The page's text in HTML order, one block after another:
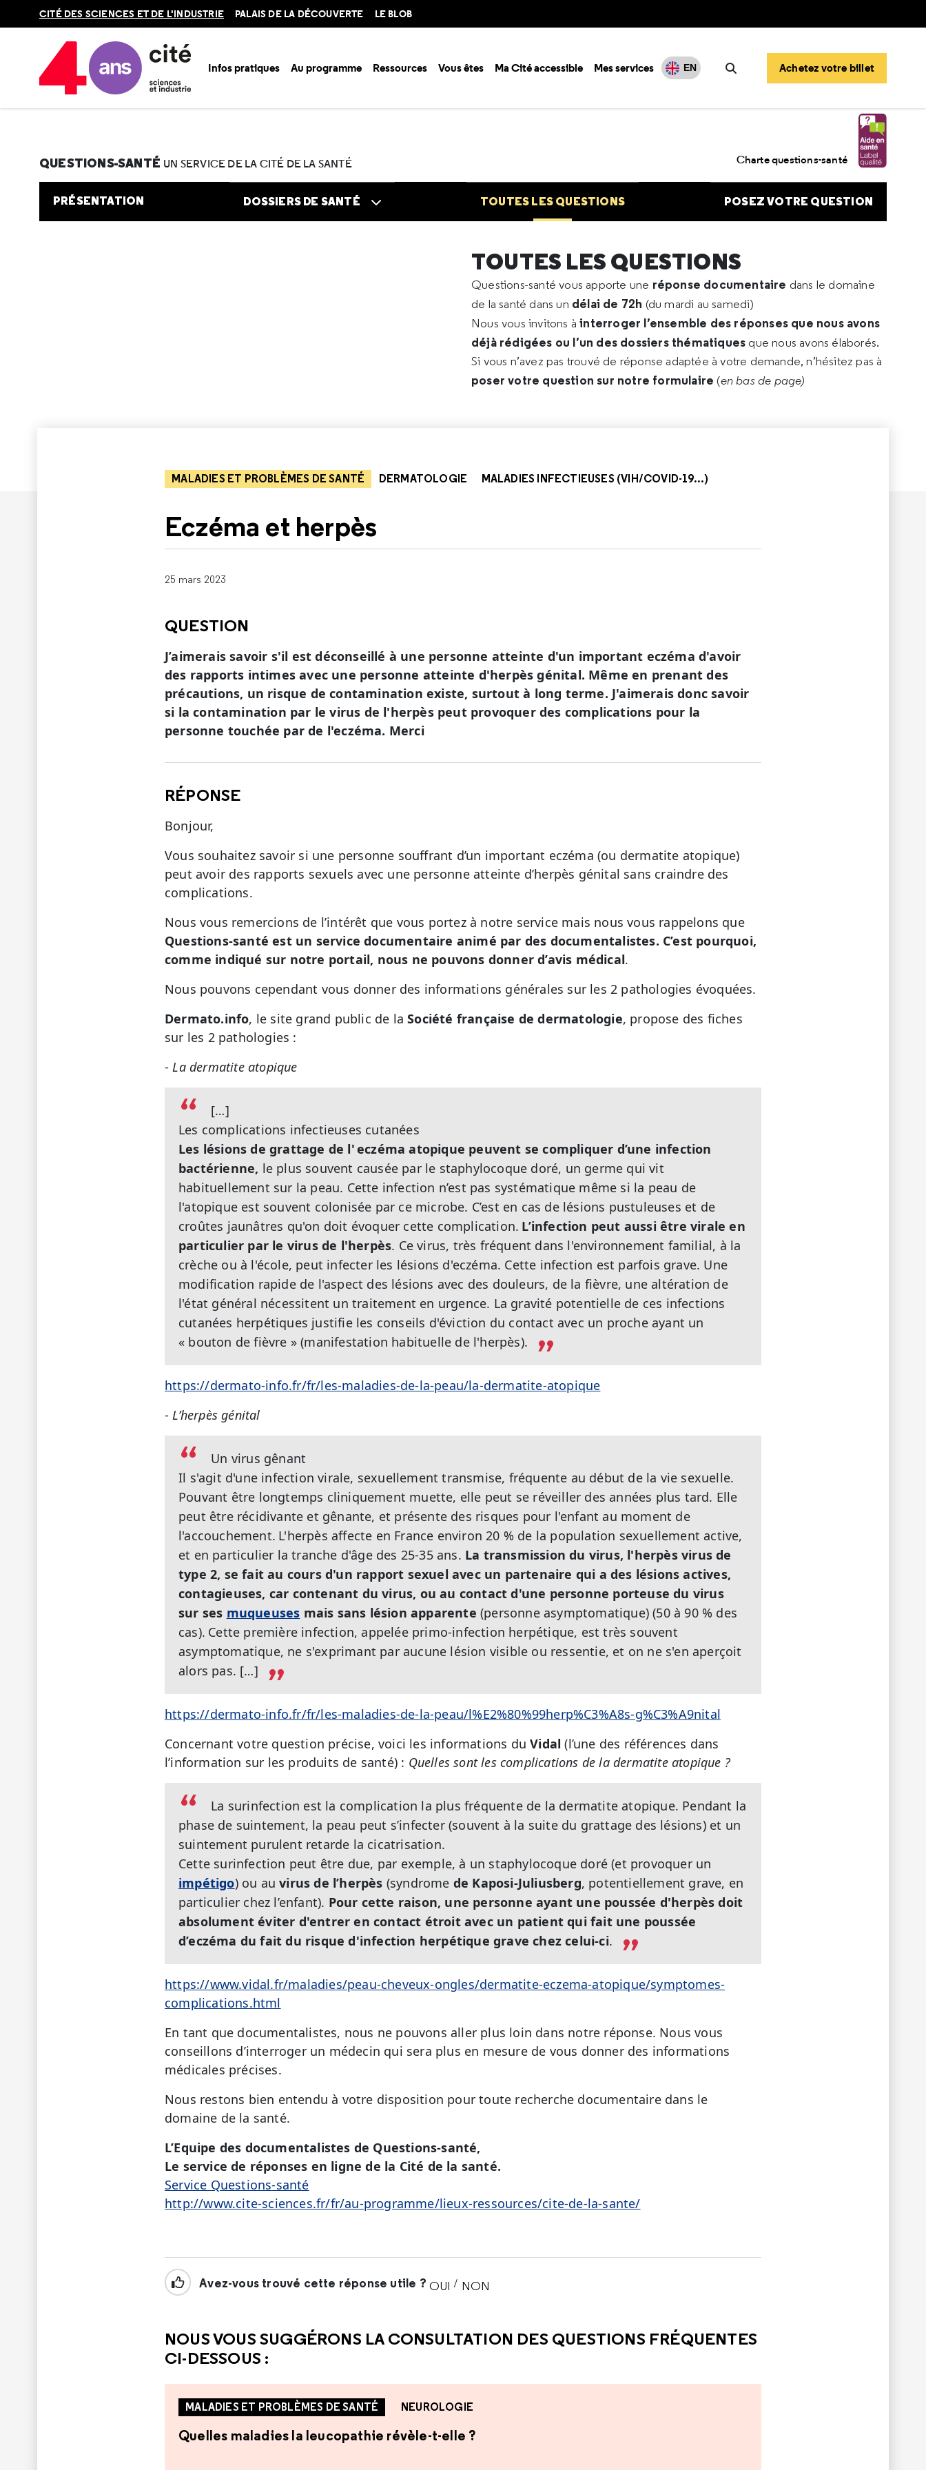
en
CITÉ DES SCIENCES ET DE L'INDUSTRIE PALAIS DE LA DÉCOUVERTE LE BLOB
Infos pratiques Au programme Ressources Vous êtes Ma Cité accessible Mes services EN
Rechercher
Achetez votre billet
Accueil Au programme
QUESTIONS-SANTÉ UN SERVICE DE LA CITÉ DE LA SANTÉ Charte questions-santé
PRÉSENTATION DOSSIERS DE SANTÉ TOUTES LES QUESTIONS POSEZ VOTRE QUESTION
TOUTES LES QUESTIONS
Questions-santé vous apporte une réponse documentaire dans le domaine
de la santé dans un délai de 72h (du mardi au samedi)
Nous vous invitons àinterroger l’ensemble des réponses que nous avons
déjà rédigées ou l’un des dossiers thématiques que nous avons élaborés.
Si vous n’avez pas trouvé de réponse adaptée à votre demande, n’hésitez pas à
poser votre question sur notre formulaire (en bas de page)
MALADIES ET PROBLÈMES DE SANTÉ DERMATOLOGIE MALADIES INFECTIEUSES (VIH/COVID-19...)
Eczéma et herpès
25 mars 2023
QUESTION
J’aimerais savoir s'il est déconseillé à une personne atteinte d'un important eczéma d'avoir
des rapports intimes avec une personne atteinte d'herpès génital. Même en prenant des
précautions, un risque de contamination existe, surtout à long terme. J'aimerais donc savoir
si la contamination par le virus de l'herpès peut provoquer des complications pour la
personne touchée par de l'eczéma. Merci
RÉPONSE
Bonjour,
Vous souhaitez savoir si une personne souffrant d’un important eczéma (ou dermatite atopique)
peut avoir des rapports sexuels avec une personne atteinte d’herpès génital sans craindre des
complications.
Nous vous remercions de l’intérêt que vous portez à notre service mais nous vous rappelons que
Questions-santé est un service documentaire animé par des documentalistes. C’est pourquoi,
comme indiqué sur notre portail, nous ne pouvons donner d’avis médical.
Nous pouvons cependant vous donner des informations générales sur les 2 pathologies évoquées.
Dermato.info, le site grand public de laSociété française de dermatologie, propose des fiches
sur les 2 pathologies :
- La dermatite atopique
[…]
Les complications infectieuses cutanées
Les lésions de grattage de l' eczéma atopique peuvent se compliquer d’une infection
bactérienne, le plus souvent causée par le staphylocoque doré, un germe qui vit
habituellement sur la peau. Cette infection n’est pas systématique même si la peau de
l'atopique est souvent colonisée par ce microbe. C’est en cas de lésions pustuleuses et de
croûtes jaunâtres qu'on doit évoquer cette complication. L’infection peut aussi être virale en
particulier par le virus de l'herpès. Ce virus, très fréquent dans l'environnement familial, à la
crèche ou à l'école, peut infecter les lésions d'eczéma. Cette infection est parfois grave. Une
modification rapide de l'aspect des lésions avec des douleurs, de la fièvre, une altération de
l'état général nécessitent un traitement en urgence. La gravité potentielle de ces infections
cutanées herpétiques justifie les conseils d'éviction du contact avec un proche ayant un
« bouton de fièvre » (manifestation habituelle de l'herpès).
https://dermato-info.fr/fr/les-maladies-de-la-peau/la-dermatite-atopique
- L’herpès génital
Un virus gênant
Il s'agit d'une infection virale, sexuellement transmise, fréquente au début de la vie sexuelle.
Pouvant être longtemps cliniquement muette, elle peut se réveiller des années plus tard. Elle
peut être récidivante et gênante, et présente des risques pour l'enfant au moment de
l'accouchement. L'herpès affecte en France environ 20 % de la population sexuellement active,
et en particulier la tranche d'âge des 25-35 ans. La transmission du virus, l'herpès virus de
type 2, se fait au cours d'un rapport sexuel avec un partenaire qui a des lésions actives,
contagieuses, car contenant du virus, ou au contact d'une personne porteuse du virus
sur ses muqueuses mais sans lésion apparente (personne asymptomatique) (50 à 90 % des
cas). Cette première infection, appelée primo-infection herpétique, est très souvent
asymptomatique, ne s'exprimant par aucune lésion visible ou ressentie, et on ne s'en aperçoit
alors pas. […]
https://dermato-info.fr/fr/les-maladies-de-la-peau/l%E2%80%99herp%C3%A8s-g%C3%A9nital
Concernant votre question précise, voici les informations duVidal (l’une des références dans
l’information sur les produits de santé) : Quelles sont les complications de la dermatite atopique ?
La surinfection est la complication la plus fréquente de la dermatite atopique. Pendant la
phase de suintement, la peau peut s’infecter (souvent à la suite du grattage des lésions) et un
suintement purulent retarde la cicatrisation.
Cette surinfection peut être due, par exemple, à un staphylocoque doré (et provoquer un
impétigo) ou auvirus de l’herpès (syndrome de Kaposi-Juliusberg, potentiellement grave, en
particulier chez l’enfant). Pour cette raison, une personne ayant une poussée d'herpès doit
absolument éviter d'entrer en contact étroit avec un patient qui fait une poussée
d’eczéma du fait du risque d'infection herpétique grave chez celui-ci.
https://www.vidal.fr/maladies/peau-cheveux-ongles/dermatite-eczema-atopique/symptomes-
complications.html
En tant que documentalistes, nous ne pouvons aller plus loin dans notre réponse. Nous vous
conseillons d’interroger un médecin qui sera plus en mesure de vous donner des informations
médicales précises.
Nous restons bien entendu à votre disposition pour toute recherche documentaire dans le
domaine de la santé.
L’Equipe des documentalistes de Questions-santé,
Le service de réponses en ligne de la Cité de la santé.
Service Questions-santé
http://www.cite-sciences.fr/fr/au-programme/lieux-ressources/cite-de-la-sante/
Avez-vous trouvé cette réponse utile ? OUI / NON
NOUS VOUS SUGGÉRONS LA CONSULTATION DES QUESTIONS FRÉQUENTES
CI-DESSOUS :
MALADIES ET PROBLÈMES DE SANTÉ NEUROLOGIE
Quelles maladies la leucopathie révèle-t-elle ?